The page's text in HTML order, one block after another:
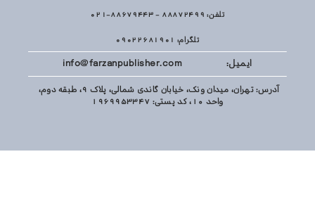
تلفن: 88872499 - 88679443-021
تلگرام: 09022681901
ایمیل: info@farzanpublisher.com
آدرس: تهران، میدان ونک، خیابان گاندی شمالی، پلاک 9، طبقه دوم،
واحد 10، کد پستی: 1969953347